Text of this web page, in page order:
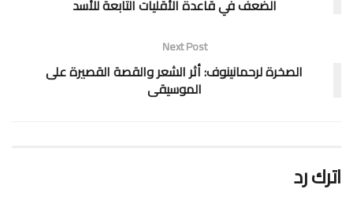
الضعف في قاعدة الأقليات التابعة للأسد
Next Post
الصخرة لرحمانينوف: أثر الشعر والقصة القصيرة على
الموسيقى
اترك رد